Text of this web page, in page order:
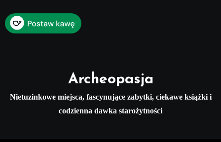
Archeopasja
Nietuzinkowe miejsca, fascynujące zabytki, ciekawe książki i
codzienna dawka starożytności